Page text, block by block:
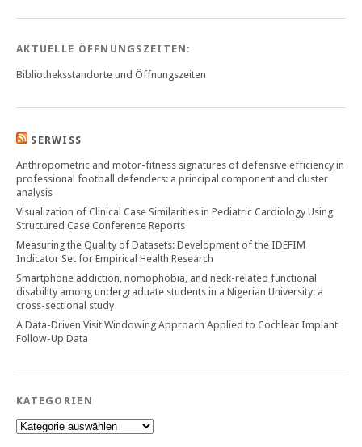
AKTUELLE ÖFFNUNGSZEITEN:
Bibliotheksstandorte und Öffnungszeiten
SERWISS
Anthropometric and motor-fitness signatures of defensive efficiency in
professional football defenders: a principal component and cluster
analysis
Visualization of Clinical Case Similarities in Pediatric Cardiology Using
Structured Case Conference Reports
Measuring the Quality of Datasets: Development of the IDEFIM
Indicator Set for Empirical Health Research
Smartphone addiction, nomophobia, and neck-related functional
disability among undergraduate students in a Nigerian University: a
cross-sectional study
A Data-Driven Visit Windowing Approach Applied to Cochlear Implant
Follow-Up Data
KATEGORIEN
Kategorien